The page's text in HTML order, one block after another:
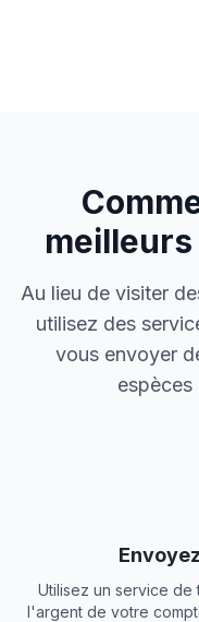
Au lieu de visiter
utilisez des
vous envoyer
espèces
Utilisez un service
l'argent de votre